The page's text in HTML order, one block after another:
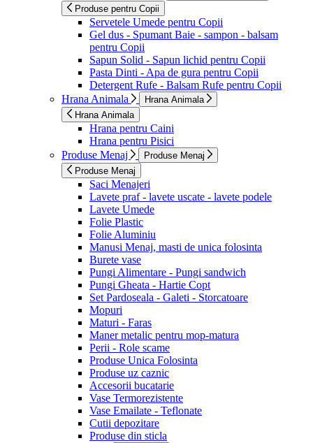
Produse pentru Copii
Servetele Umede pentru Copii
Gel dus - Spumant Baie - sampon - balsam
pentru Copii
Sapun Solid - Sapun lichid pentru Copii
Pasta Dinti - Apa de gura pentru Copii
Detergent Rufe - Balsam Rufe pentru Copii
Hrana Animala
Hrana Animala
Hrana Animala
Hrana pentru Caini
Hrana pentru Pisici
Produse Menaj
Produse Menaj
Produse Menaj
Saci Menajeri
Lavete praf - lavete uscate - lavete podele
Lavete Umede
Folie Plastic
Folie Aluminiu
Manusi Menaj, masti de unica folosinta
Burete vase
Pungi Alimentare - Pungi sandwich
Pungi Gheata - Hartie Copt
Set Pardoseala - Galeti - Storcatoare
Mopuri
Maturi - Faras
Maner metalic pentru mop-matura
Perii - Role scame
Produse Unica Folosinta
Produse uz caznic
Accesorii bucatarie
Vase Termorezistente
Vase Emailate - Teflonate
Cutii depozitare
Produse din sticla